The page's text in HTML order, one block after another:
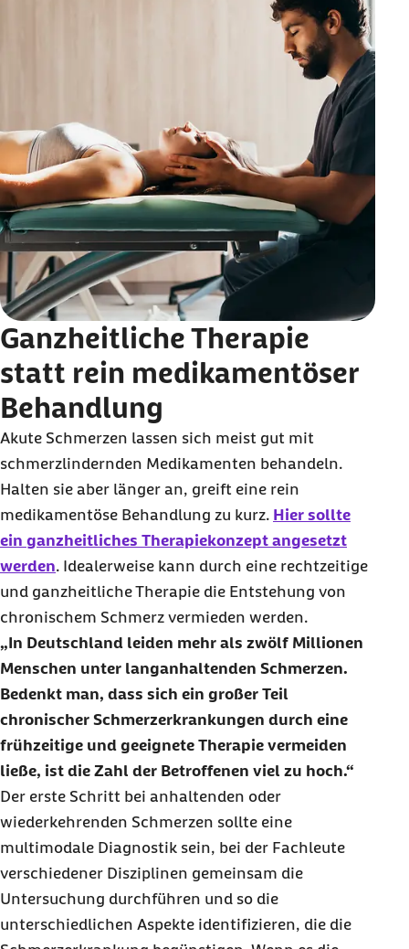
Ganzheitliche Therapie
statt rein medikamentöser
Behandlung
Akute Schmerzen lassen sich meist gut mit
schmerzlindernden Medikamenten behandeln.
Halten sie aber länger an, greift eine rein
medikamentöse Behandlung zu kurz. Hier sollte
ein ganzheitliches Therapiekonzept angesetzt
werden. Idealerweise kann durch eine rechtzeitige
und ganzheitliche Therapie die Entstehung von
chronischem Schmerz vermieden werden.
In Deutschland leiden mehr als zwölf Millionen
Menschen unter langanhaltenden Schmerzen.
Bedenkt man, dass sich ein großer Teil
chronischer Schmerzerkrankungen durch eine
frühzeitige und geeignete Therapie vermeiden
ließe, ist die Zahl der Betroffenen viel zu hoch.
Der erste Schritt bei anhaltenden oder
wiederkehrenden Schmerzen sollte eine
multimodale Diagnostik sein, bei der Fachleute
verschiedener Disziplinen gemeinsam die
Untersuchung durchführen und so die
unterschiedlichen Aspekte identifizieren, die die